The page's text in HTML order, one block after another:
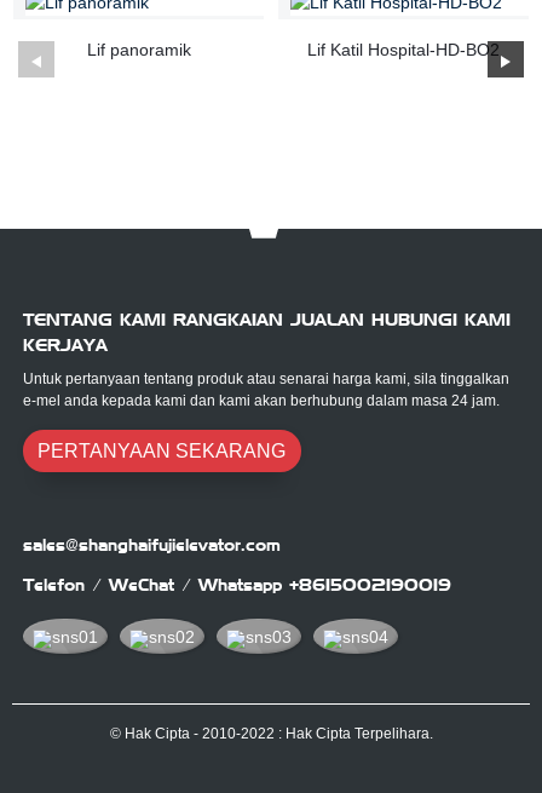
Lif panoramik Lif Katil Hospital-HD-BO2
TENTANG KAMI RANGKAIAN JUALAN HUBUNGI KAMI
KERJAYA
Untuk pertanyaan tentang produk atau senarai harga kami, sila tinggalkan
e-mel anda kepada kami dan kami akan berhubung dalam masa 24 jam.
PERTANYAAN SEKARANG
sales@shanghaifujielevator.com
Telefon / WeChat / Whatsapp +8615002190019
© Hak Cipta - 2010-2022 : Hak Cipta Terpelihara.